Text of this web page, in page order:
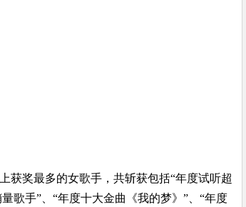
奖最多的女歌手，共斩获包括“年度试听超
歌手”、“年度十大金曲《我的梦》”、“年度